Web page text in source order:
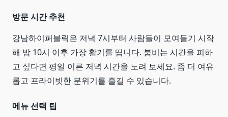
방문 시간 추천
강남하이퍼블릭은 저녁 7시부터 사람들이 모여들기 시작
해 밤 10시 이후 가장 활기를 띱니다. 붐비는 시간을 피하
고 싶다면 평일 이른 저녁 시간을 노려 보세요. 좀 더 여유
롭고 프라이빗한 분위기를 즐길 수 있습니다.
메뉴 선택 팁